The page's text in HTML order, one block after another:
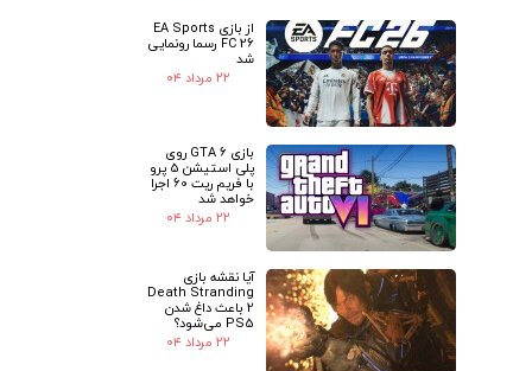
از بازی EA Sports
FC 26 رسما رونمایی
شد
۲۲ مرداد ۰۴
بازی GTA 6 روی
پلی استیشن 5 پرو
با فریم ریت 60 اجرا
خواهد شد
۲۲ مرداد ۰۴
آیا نقشه بازی
Death Stranding
2 باعث داغ شدن
PS5 می‌شود؟
۲۲ مرداد ۰۴